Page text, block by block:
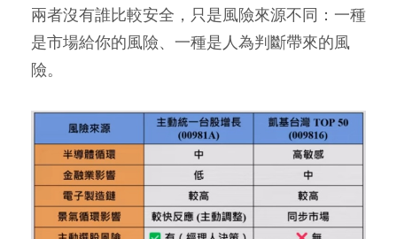
兩者沒有誰比較安全，只是風險來源不同：一種
是市場給你的風險、一種是人為判斷帶來的風
險。